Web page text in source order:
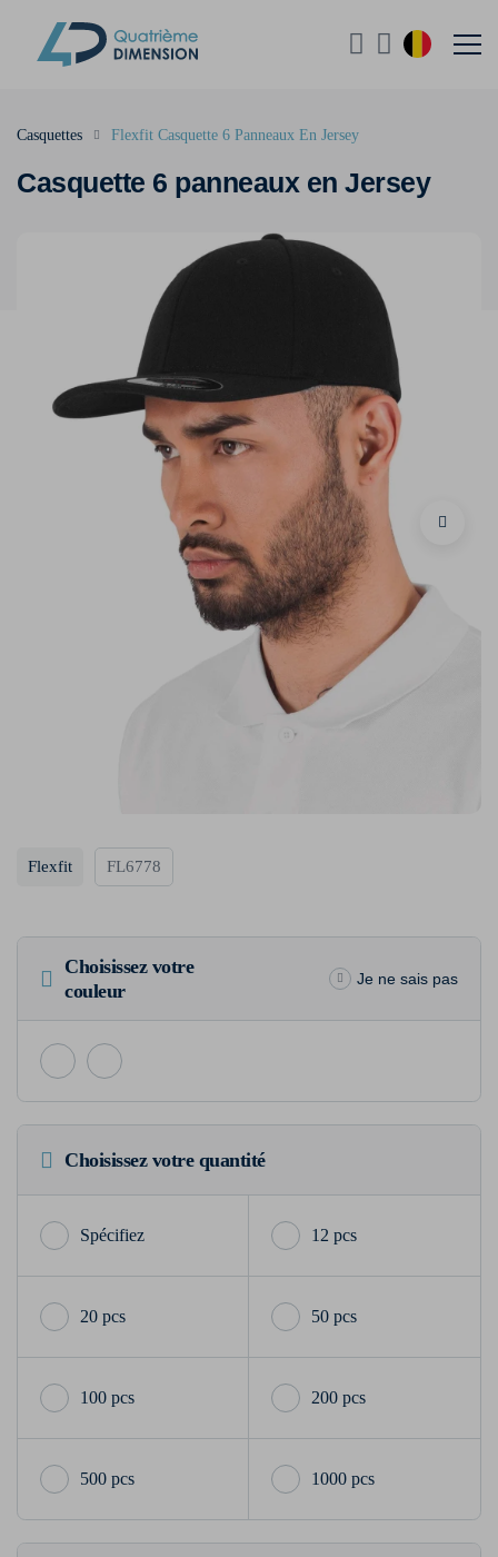
Casquette 6 panneaux en Jersey
Casquettes Flexfit Casquette 6 Panneaux En Jersey
Flexfit FL6778
Choisissez votre
couleur
Je ne sais pas
Choisissez votre quantité
12 pcs
20 pcs 50 pcs
100 pcs 200 pcs
500 pcs 1000 pcs